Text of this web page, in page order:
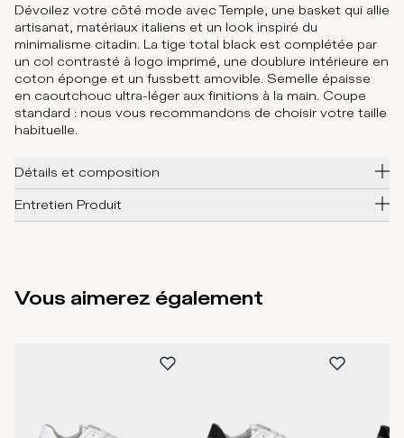
Dévoilez votre côté mode avec Temple, une basket qui allie
artisanat, matériaux italiens et un look inspiré du
minimalisme citadin. La tige total black est complétée par
un col contrasté à logo imprimé, une doublure intérieure en
coton éponge et un fussbett amovible. Semelle épaisse
en caoutchouc ultra-léger aux finitions à la main. Coupe
standard : nous vous recommandons de choisir votre taille
habituelle.
Détails et composition
Entretien Produit
Vous aimerez également